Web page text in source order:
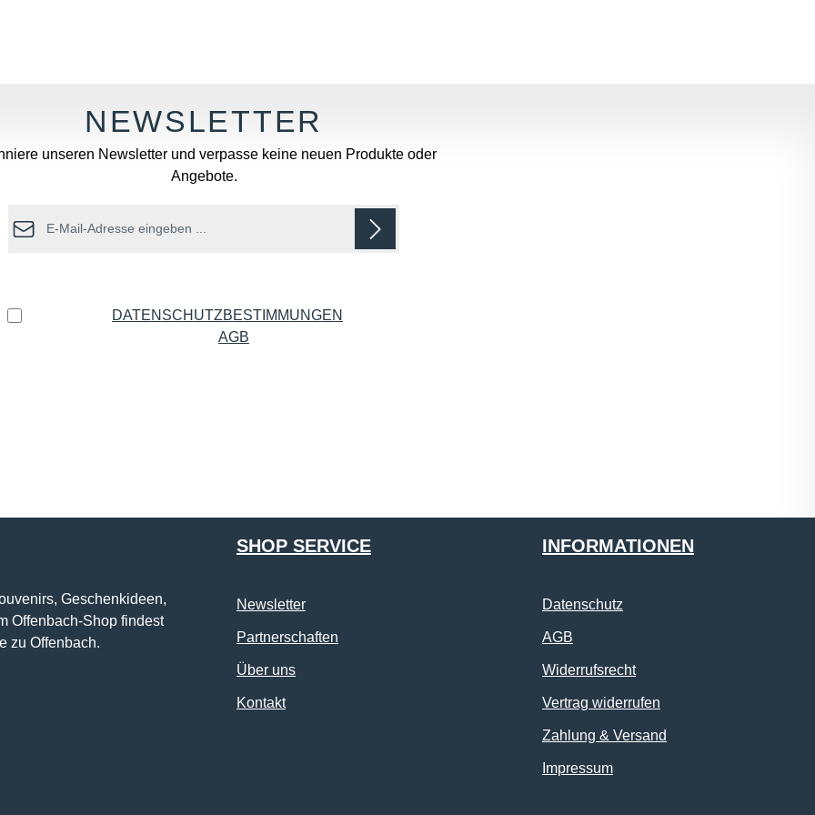
unseren Newsletter und verpasse keine neuen Produkte oder
Angebote.
DATENSCHUTZBESTIMMUNGEN
AGB
Geschenkideen,
Offenbach-Shop findest
zu Offenbach.
SHOP SERVICE
Newsletter
Partnerschaften
Über uns
Kontakt
INFORMATIONEN
Datenschutz
AGB
Widerrufsrecht
Vertrag widerrufen
Zahlung & Versand
Impressum